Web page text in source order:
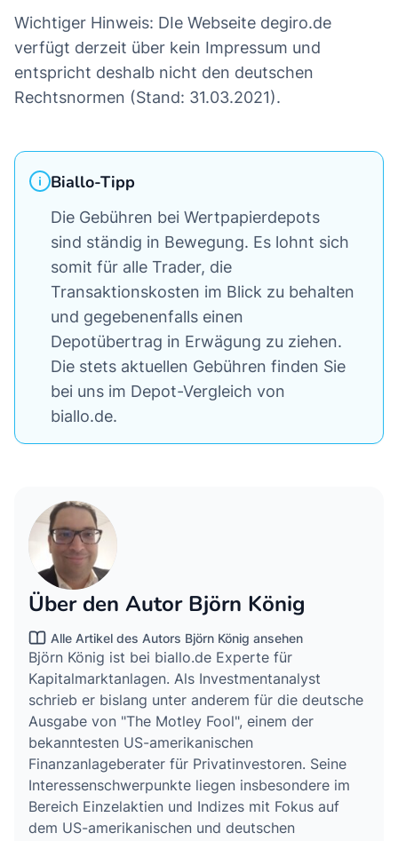
Wichtiger Hinweis: DIe Webseite degiro.de
verfügt derzeit über kein Impressum und
entspricht deshalb nicht den deutschen
Rechtsnormen (Stand: 31.03.2021).
Biallo-Tipp
Die Gebühren bei Wertpapierdepots
sind ständig in Bewegung. Es lohnt sich
somit für alle Trader, die
Transaktionskosten im Blick zu behalten
und gegebenenfalls einen
Depotübertrag in Erwägung zu ziehen.
Die stets aktuellen Gebühren finden Sie
bei uns im Depot-Vergleich von
biallo.de.
Über den Autor Björn König
Alle Artikel des Autors Björn König ansehen
Björn König ist bei biallo.de Experte für
Kapitalmarktanlagen. Als Investmentanalyst
schrieb er bislang unter anderem für die deutsche
Ausgabe von "The Motley Fool", einem der
bekanntesten US-amerikanischen
Finanzanlageberater für Privatinvestoren. Seine
Interessenschwerpunkte liegen insbesondere im
Bereich Einzelaktien und Indizes mit Fokus auf
dem US-amerikanischen und deutschen